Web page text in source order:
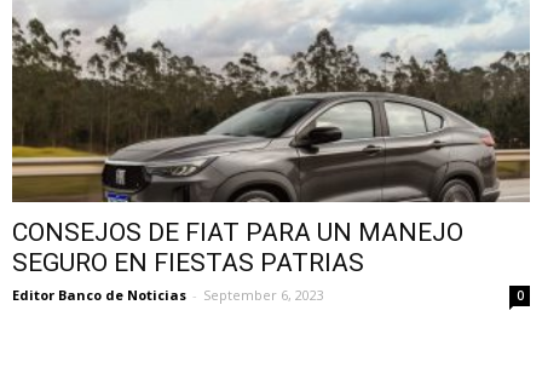
CONSEJOS DE FIAT PARA UN MANEJO
SEGURO EN FIESTAS PATRIAS
Editor Banco de Noticias - September 6, 2023 0